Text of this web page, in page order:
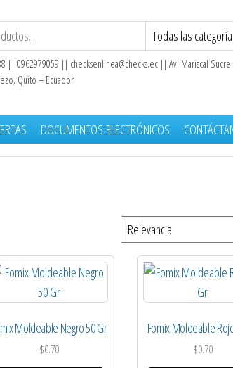
|| 0962979059 || checksenlinea@checks.ec || Av. Mariscal
Quito – Ecuador
DOCUMENTOS ELECTRÓNICOS
Moldeable Negro 50 Gr
$0.70
Fomix Moldeable
$0.70